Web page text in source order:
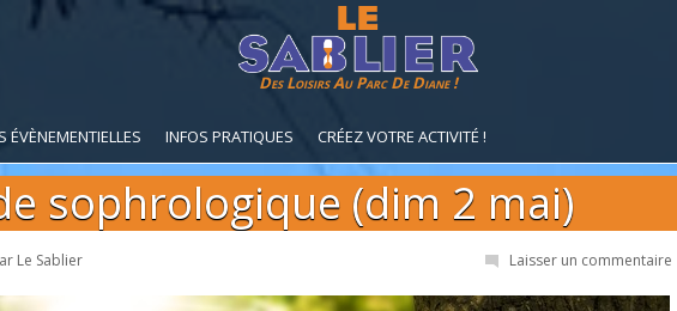
Des Loisirs Au Parc De Diane !
ÉVÈNEMENTIELLES INFOS PRATIQUES CRÉEZ VOTRE ACTIVITÉ !
sophrologique (dim 2 mai)
Le Sablier Laisser un commentaire